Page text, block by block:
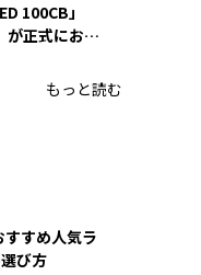
100CB」
が正式にお披
もっと読む
すめ人気ラ
び方